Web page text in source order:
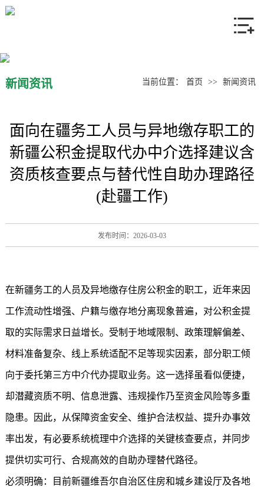
产品中心
联系我们
新闻资讯 当前位置： 首页 >> 新闻资讯
面向在疆务工人员与异地缴存职工的
新疆公积金提取代办中介选择建议含
资质核查要点与替代性自助办理路径
(赴疆工作)
发布时间：2026-03-03
在新疆务工的人员及异地缴存住房公积金的职工，近年来因
工作流动性增强、户籍与缴存地分离现象普遍，对公积金提
取的实际需求日益增长。受制于地域限制、政策理解偏差、
材料准备复杂、线上系统适配不足等现实因素，部分职工倾
向于委托第三方中介代办提取业务。这一选择虽看似便捷，
却潜藏资质不明、信息泄露、违规操作乃至资金风险等多重
隐患。因此，从保障资金安全、维护合法权益、提升办事效
率出发，有必要系统梳理中介选择的关键核查要点，并同步
提供切实可行、合规高效的自助办理替代路径。
必须明确：目前新疆维吾尔自治区住房和城乡建设厅及各地